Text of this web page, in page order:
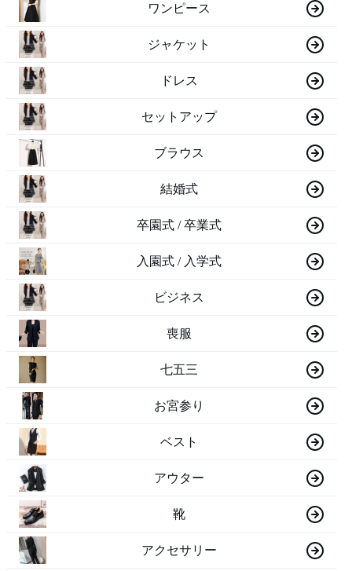
ワンピース
ジャケット
ドレス
セットアップ
ブラウス
結婚式
卒園式 / 卒業式
入園式 / 入学式
ビジネス
喪服
七五三
お宮参り
ベスト
アウター
靴
アクセサリー